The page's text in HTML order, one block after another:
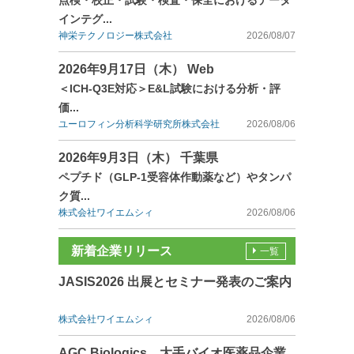
インテグ...
神栄テクノロジー株式会社 2026/08/07
2026年9月17日（木） Web
＜ICH-Q3E対応＞E&L試験における分析・評
価...
ユーロフィン分析科学研究所株式会社 2026/08/06
2026年9月3日（木） 千葉県
ペプチド（GLP-1受容体作動薬など）やタンパ
ク質...
株式会社ワイエムシィ 2026/08/06
新着企業リリース
JASIS2026 出展とセミナー発表のご案内
株式会社ワイエムシィ 2026/08/06
一覧